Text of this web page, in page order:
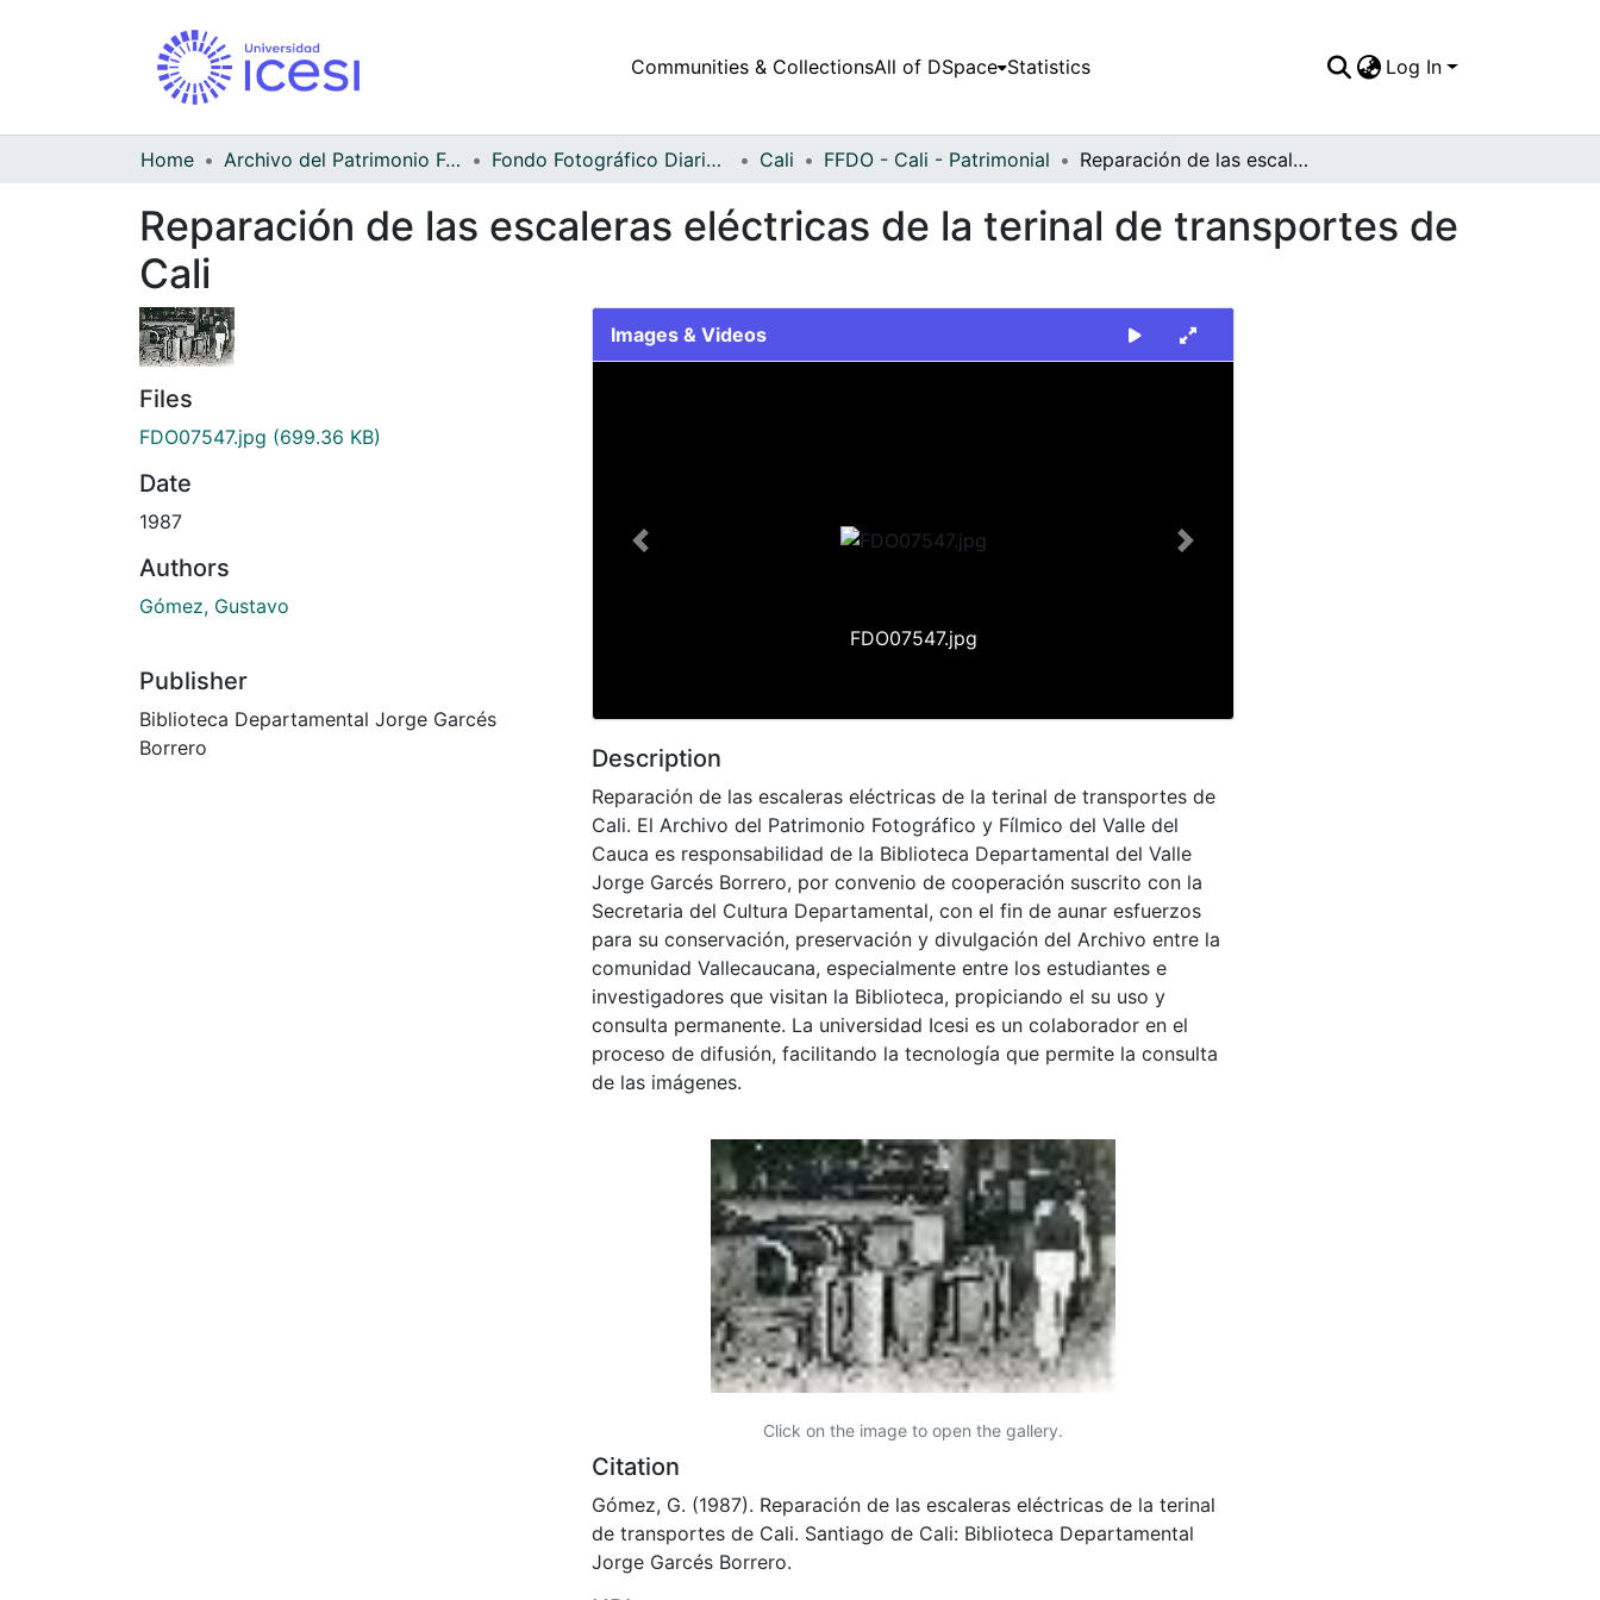
Communities & CollectionsAll of DSpace Statistics Log In
Home Archivo del Patrimonio Fotográfico y Fílmico del Valle del Cauca Fondo Fotográfico Diario Occidente Cali FFDO - Cali - Patrimonial Reparación de las escaleras eléctricas de la terinal de transportes de Cali
Reparación de las escaleras eléctricas de la terinal de transportes de
Cali
Files
FDO07547.jpg (699.36 KB)
Date
1987
Authors
Gómez, Gustavo
Publisher
Biblioteca Departamental Jorge Garcés
Borrero
Images & Videos
FDO07547.jpg
Previous Next
Description
Reparación de las escaleras eléctricas de la terinal de transportes de
Cali. El Archivo del Patrimonio Fotográfico y Fílmico del Valle del
Cauca es responsabilidad de la Biblioteca Departamental del Valle
Jorge Garcés Borrero, por convenio de cooperación suscrito con la
Secretaria del Cultura Departamental, con el fin de aunar esfuerzos
para su conservación, preservación y divulgación del Archivo entre la
comunidad Vallecaucana, especialmente entre los estudiantes e
investigadores que visitan la Biblioteca, propiciando el su uso y
consulta permanente. La universidad Icesi es un colaborador en el
proceso de difusión, facilitando la tecnología que permite la consulta
de las imágenes.
Click on the image to open the gallery.
Citation
Gómez, G. (1987). Reparación de las escaleras eléctricas de la terinal
de transportes de Cali. Santiago de Cali: Biblioteca Departamental
Jorge Garcés Borrero.